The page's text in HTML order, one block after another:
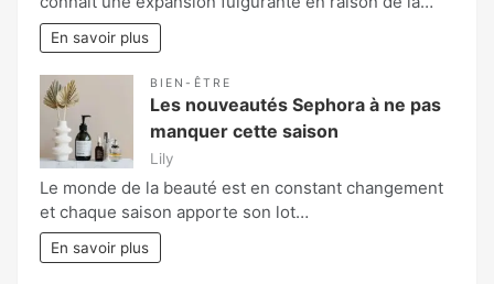
En savoir plus
BIEN-ÊTRE
Les nouveautés Sephora à ne pas
manquer cette saison
Lily
Le monde de la beauté est en constant changement
et chaque saison apporte son lot…
En savoir plus